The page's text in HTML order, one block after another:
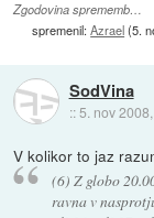
Zgodovina sprememb…
spremenil:Azrael(5.
SodVina
:: 5. nov
V kolikor to jaz
(6) Z globo
ravna v